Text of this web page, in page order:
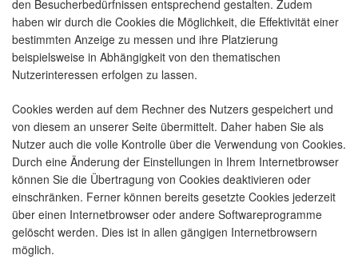
den Besucherbedürfnissen entsprechend gestalten. Zudem
haben wir durch die Cookies die Möglichkeit, die Effektivität einer
bestimmten Anzeige zu messen und ihre Platzierung
beispielsweise in Abhängigkeit von den thematischen
Nutzerinteressen erfolgen zu lassen.
Cookies werden auf dem Rechner des Nutzers gespeichert und
von diesem an unserer Seite übermittelt. Daher haben Sie als
Nutzer auch die volle Kontrolle über die Verwendung von Cookies.
Durch eine Änderung der Einstellungen in Ihrem Internetbrowser
können Sie die Übertragung von Cookies deaktivieren oder
einschränken. Ferner können bereits gesetzte Cookies jederzeit
über einen Internetbrowser oder andere Softwareprogramme
gelöscht werden. Dies ist in allen gängigen Internetbrowsern
möglich.